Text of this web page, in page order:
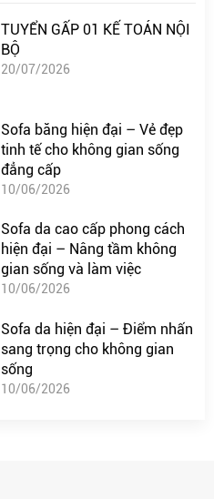
TUYỂN GẤP 01 KẾ TOÁN NỘI
BỘ
20/07/2026
Sofa băng hiện đại – Vẻ đẹp
tinh tế cho không gian sống
đẳng cấp
10/06/2026
Sofa da cao cấp phong cách
hiện đại – Nâng tầm không
gian sống và làm việc
10/06/2026
Sofa da hiện đại – Điểm nhấn
sang trọng cho không gian
sống
10/06/2026